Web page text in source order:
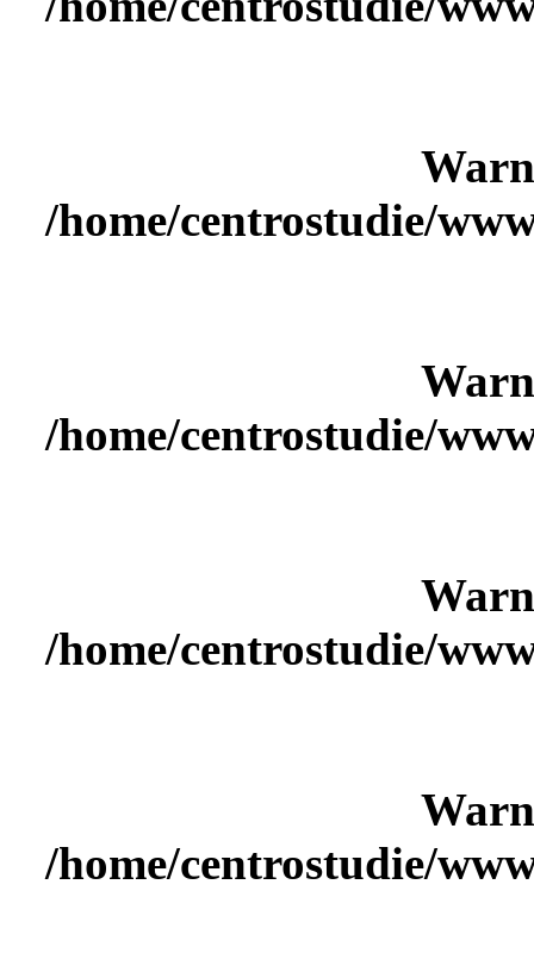
/home/centrostudie/
/home/centrostudie/
/home/centrostudie/
/home/centrostudie/